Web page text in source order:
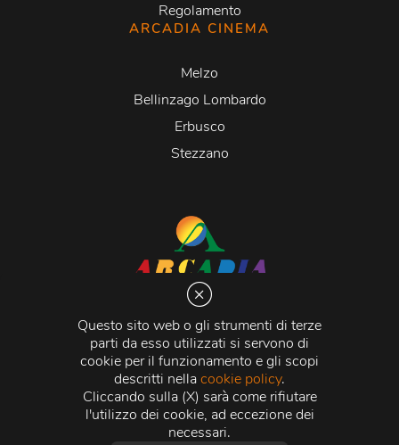
Questo sito web o gli strumenti di terze
parti da esso utilizzati si servono di
cookie per il funzionamento e gli scopi
descritti nellacookie policy.
Cliccando sulla (X) sarà come rifiutare
l'utilizzo dei cookie, ad eccezione dei
necessari.
Regolamento
ARCADIA CINEMA
Melzo
Bellinzago Lombardo
Erbusco
Stezzano
Via Martiri della Libertà 20066 Melzo (MI)
C.C.I.A.A. - R.E.A di Milano n. 1427910
Registro delle Imprese di Milano n. 338392 -
Fiscale e Partita Iva11015840157 | Capitale Sociale
500.000,00 i.v.
Credits:Crea Informatica S.r.l. 2026 © Tutti i diritti
riservati.